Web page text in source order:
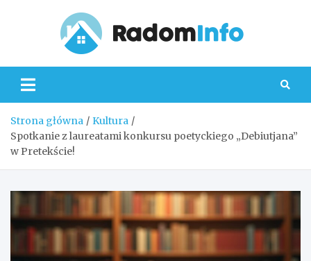
Strona główna
Kultura
Spotkanie z laureatami konkursu poetyckiego „Debiutjana”
w Pretekście!